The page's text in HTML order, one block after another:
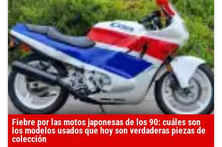
Fiebre por las motos japonesas de los 90: cuáles son
los modelos usados que hoy son verdaderas piezas de
colección